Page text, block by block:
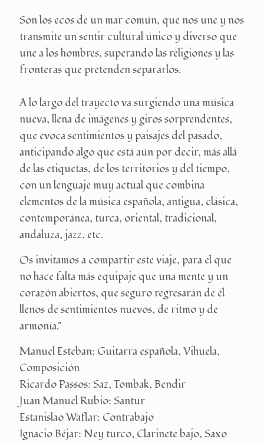
Son los ecos de un mar común, que nos une y nos
transmite un sentir cultural único y diverso que
une a los hombres, superando las religiones y las
fronteras que pretenden separarlos.
A lo largo del trayecto va surgiendo una música
nueva, llena de imágenes y giros sorprendentes,
que evoca sentimientos y paisajes del pasado,
anticipando algo que está aún por decir, más allá
de las etiquetas, de los territorios y del tiempo,
con un lenguaje muy actual que combina
elementos de la música española, antigua, clásica,
contemporánea, turca, oriental, tradicional,
andaluza, jazz, etc.
Os invitamos a compartir este viaje, para el que
no hace falta más equipaje que una mente y un
corazón abiertos, que seguro regresarán de él
llenos de sentimientos nuevos, de ritmo y de
armonía."
Manuel Esteban: Guitarra española, Vihuela,
Composición
Ricardo Passos: Saz, Tombak, Bendir
Juan Manuel Rubio: Santur
Estanislao Waflar: Contrabajo
Ignacio Béjar: Ney turco, Clarinete bajo, Saxo